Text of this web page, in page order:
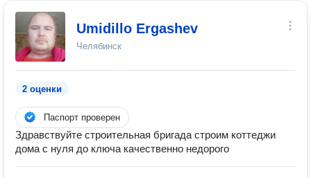
Umidillo Ergashev
Челябинск
2 оценки
Паспорт проверен
Здравствуйте строительная бригада строим коттеджи
дома с нуля до ключа качественно недорого